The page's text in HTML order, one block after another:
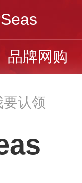
品牌网购
要认领